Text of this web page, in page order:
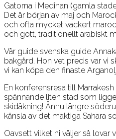
Gatorna i Medinan (gamla
Det är början av maj och
och ofta mycket vackert
och gott, traditionellt arabiskt
Vår guide svenska guide
bakgård. Hon vet precis var vi
vi kan köpa den finaste
En konferensresa till
spännande liten stad som
skidåkning! Ännu längre
känsla av det mäktiga Sahara
Oavsett vilket ni väljer så